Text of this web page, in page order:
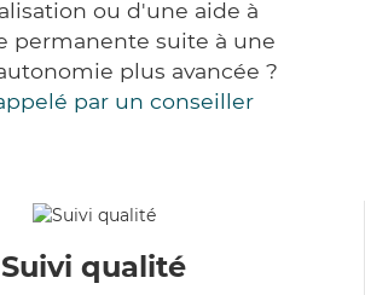
ou d'une aide à
permanente suite à une
plus avancée ?
par un conseiller
Suivi qualité